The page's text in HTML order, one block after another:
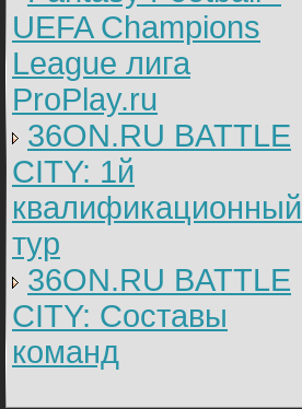
UEFA Champions
League лига
ProPlay.ru
36ON.RU BATTLE
CITY: 1й
квалификационный
тур
36ON.RU BATTLE
CITY: Составы
команд